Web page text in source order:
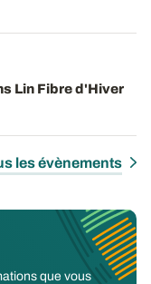
Lin Fibre d'Hiver
les évènements
que vous